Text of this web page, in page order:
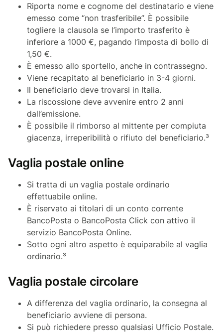
Riporta nome e cognome del destinatario e viene
emesso come “non trasferibile”. È possibile
togliere la clausola se l’importo trasferito è
inferiore a 1000 €, pagando l’imposta di bollo di
1,50 €.
È emesso allo sportello, anche in contrassegno.
Viene recapitato al beneficiario in 3-4 giorni.
Il beneficiario deve trovarsi in Italia.
La riscossione deve avvenire entro 2 anni
dall’emissione.
È possibile il rimborso al mittente per compiuta
giacenza, irreperibilità o rifiuto del beneficiario.³
Vaglia postale online
Si tratta di un vaglia postale ordinario
effettuabile online.
È riservato ai titolari di un conto corrente
BancoPosta o BancoPosta Click con attivo il
servizio BancoPosta Online.
Sotto ogni altro aspetto è equiparabile al vaglia
ordinario.³
Vaglia postale circolare
A differenza del vaglia ordinario, la consegna al
beneficiario avviene di persona.
Si può richiedere presso qualsiasi Ufficio Postale.